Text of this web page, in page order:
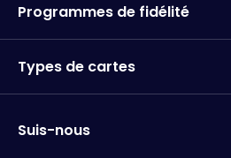
Programmes de fidélité
Types de cartes
Suis-nous